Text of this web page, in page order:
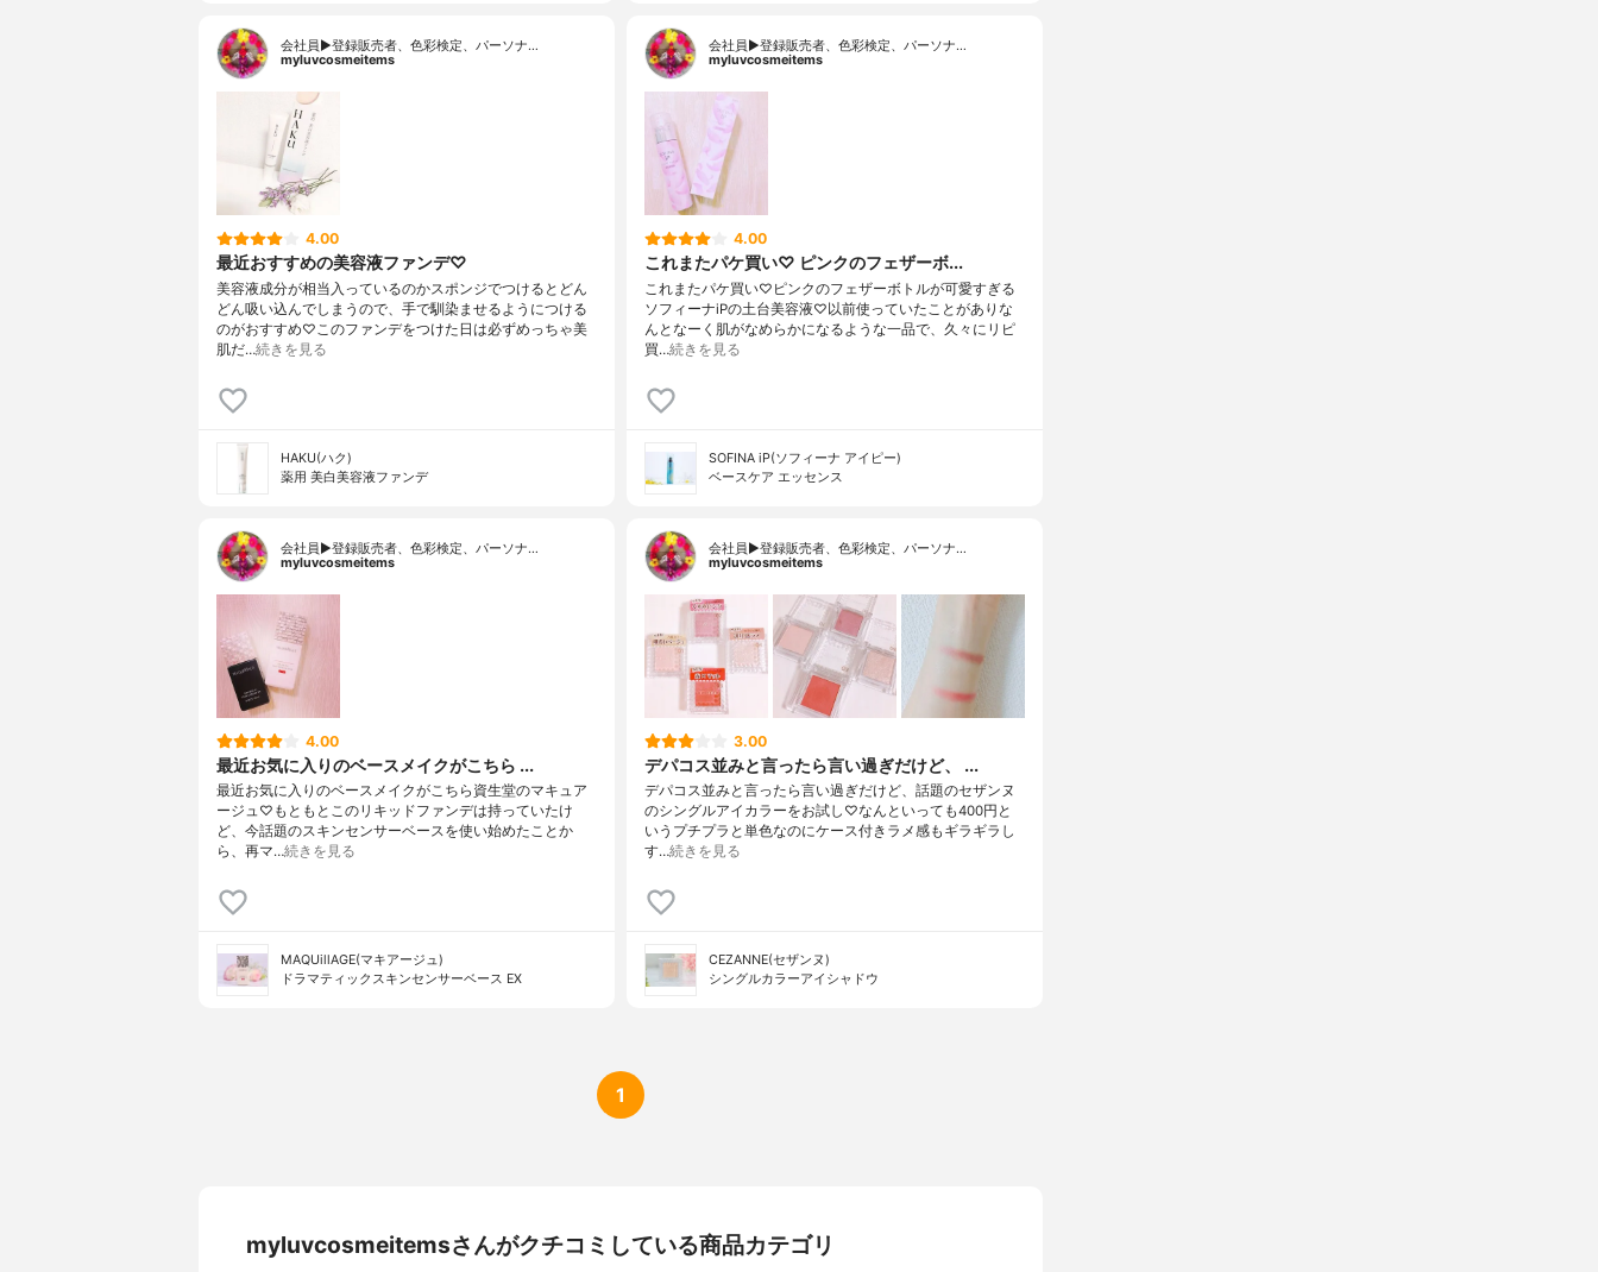
会社員▶︎登録販売者、色彩検定、パーソナ…
myluvcosmeitems
4.00
最近おすすめの美容液ファンデ♡
美容液成分が相当入っているのかスポンジでつけるとどん
どん吸い込んでしまうので、手で馴染ませるようにつける
のがおすすめ♡このファンデをつけた日は必ずめっちゃ美
肌だ…続きを見る
HAKU(ハク)
薬用 美白美容液ファンデ
会社員▶︎登録販売者、色彩検定、パーソナ…
myluvcosmeitems
4.00
これまたパケ買い♡ ピンクのフェザーボ...
これまたパケ買い♡ピンクのフェザーボトルが可愛すぎる
ソフィーナiPの土台美容液♡以前使っていたことがありな
んとなーく肌がなめらかになるような一品で、久々にリピ
買…続きを見る
SOFINA iP(ソフィーナ アイピー)
ベースケア エッセンス
会社員▶︎登録販売者、色彩検定、パーソナ…
myluvcosmeitems
4.00
最近お気に入りのベースメイクがこちら ...
最近お気に入りのベースメイクがこちら資生堂のマキュア
ージュ♡もともとこのリキッドファンデは持っていたけ
ど、今話題のスキンセンサーベースを使い始めたことか
ら、再マ…続きを見る
MAQUillAGE(マキアージュ)
ドラマティックスキンセンサーベース EX
会社員▶︎登録販売者、色彩検定、パーソナ…
myluvcosmeitems
3.00
デパコス並みと言ったら言い過ぎだけど、 ...
デパコス並みと言ったら言い過ぎだけど、話題のセザンヌ
のシングルアイカラーをお試し♡なんといっても400円と
いうプチプラと単色なのにケース付きラメ感もギラギラし
す…続きを見る
CEZANNE(セザンヌ)
シングルカラーアイシャドウ
1
myluvcosmeitemsさんがクチコミしている商品カテゴリ